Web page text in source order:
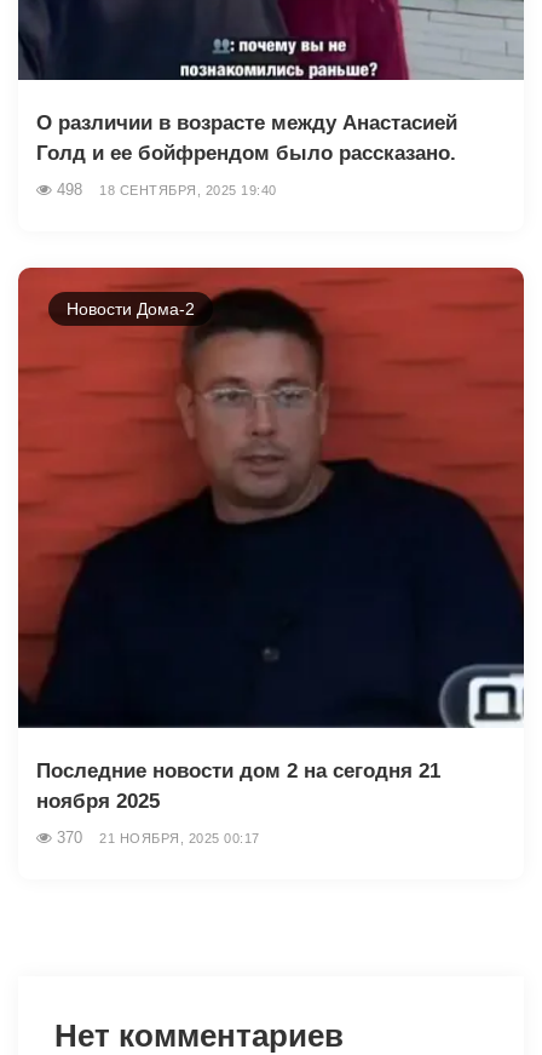
О различии в возрасте между Анастасией
Голд и ее бойфрендом было рассказано.
498 18 СЕНТЯБРЯ, 2025 19:40
Новости Дома-2
Последние новости дом 2 на сегодня 21
ноября 2025
370 21 НОЯБРЯ, 2025 00:17
Нет комментариев